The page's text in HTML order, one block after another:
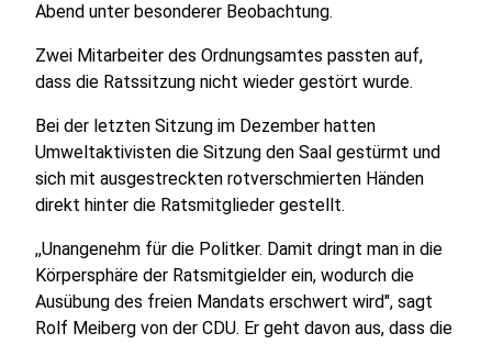
Abend unter besonderer Beobachtung.
Zwei Mitarbeiter des Ordnungsamtes passten auf,
dass die Ratssitzung nicht wieder gestört wurde.
Bei der letzten Sitzung im Dezember hatten
Umweltaktivisten die Sitzung den Saal gestürmt und
sich mit ausgestreckten rotverschmierten Händen
direkt hinter die Ratsmitglieder gestellt.
,,Unangenehm für die Politker. Damit dringt man in die
Körpersphäre der Ratsmitgielder ein, wodurch die
Ausübung des freien Mandats erschwert wird", sagt
Rolf Meiberg von der CDU. Er geht davon aus, dass die